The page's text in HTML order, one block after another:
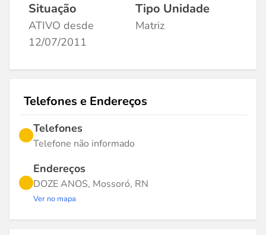
Situação
ATIVO desde
12/07/2011
Tipo Unidade
Matriz
Telefones e Endereços
Telefones
Telefone não informado
Endereços
DOZE ANOS, Mossoró, RN
Ver no mapa